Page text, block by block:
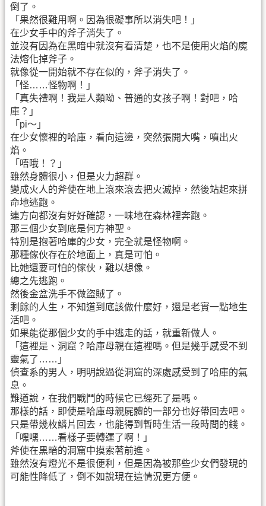
倒了。
「果然很難用啊。因為很礙事所以消失吧！」
在少女手中的斧子消失了。
並沒有因為在黑暗中就沒有看清楚，也不是使用火焰的魔
法熔化掉斧子。
就像從一開始就不存在似的，斧子消失了。
「怪……怪物啊！」
「真失禮啊！我是人類呦、普通的女孩子啊！對吧，哈
庫？」
「pi～」
在少女懷裡的哈庫，看向這邊，突然張開大嘴，噴出火
焰。
「唔哦！？」
雖然身體很小，但是火力超群。
變成火人的斧使在地上滾來滾去把火滅掉，然後站起來拼
命地逃跑。
連方向都沒有好好確認，一味地在森林裡奔跑。
那三個少女到底是何方神聖。
特別是抱著哈庫的少女，完全就是怪物啊。
那種傢伙存在於地面上，真是可怕。
比她還要可怕的傢伙，難以想像。
總之先逃跑。
然後金盆洗手不做盜賊了。
剩餘的人生，不知道到底該做什麼好，還是老實一點地生
活吧。
如果能從那個少女的手中逃走的話，就重新做人。
「這裡是、洞窟？哈庫母親在這裡嗎。但是幾乎感受不到
靈氣了……」
偵查系的男人，明明說過從洞窟的深處感受到了哈庫的氣
息。
難道說，在我們戰鬥的時候它已經死了是嗎。
那樣的話，即使是哈庫母親屍體的一部分也好帶回去吧。
只是帶幾枚鱗片回去，也能得到暫時生活一段時間的錢。
「嘿嘿……看樣子要轉運了啊！」
斧使在黑暗的洞窟中摸索著前進。
雖然沒有燈光不是很便利，但是因為被那些少女們發現的
可能性降低了，倒不如說現在這情況更方便。